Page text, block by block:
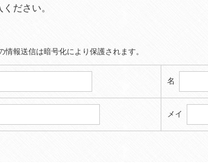
ださい。
報送信は暗号化により保護されます。
名
メイ